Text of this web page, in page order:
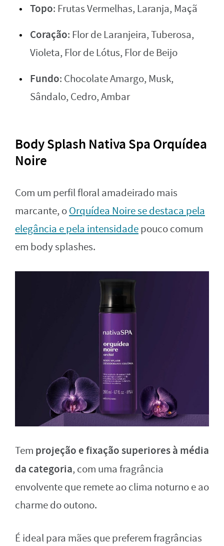
Topo: Frutas Vermelhas, Laranja, Maçã
Coração: Flor de Laranjeira, Tuberosa,
Violeta, Flor de Lótus, Flor de Beijo
Fundo: Chocolate Amargo, Musk,
Sândalo, Cedro, Ambar
Body Splash Nativa Spa Orquídea
Noire
Com um perfil floral amadeirado mais
marcante, oOrquídea Noire se destaca pela
elegância e pela intensidadepouco comum
em body splashes.
Tem projeção e fixação superiores à média
da categoria, com uma fragrância
envolvente que remete ao clima noturno e ao
charme do outono.
É ideal para mães que preferem fragrâncias